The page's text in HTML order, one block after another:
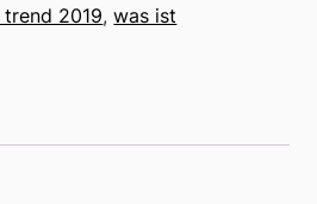
2019,was ist